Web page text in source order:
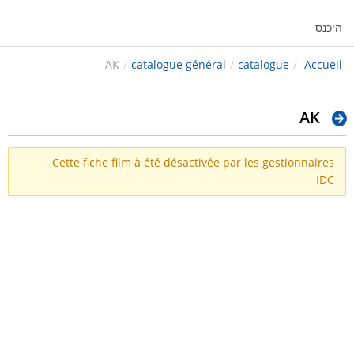
היכנס
Accueil
/
catalogue
/
catalogue général
/
AK
AK
Cette fiche film à été désactivée par les gestionnaires
IDC